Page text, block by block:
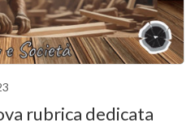
rubrica dedicata